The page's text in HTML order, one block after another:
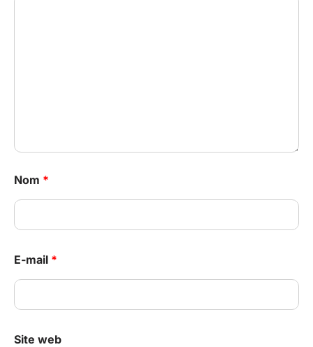
Nom *
E-mail *
Site web